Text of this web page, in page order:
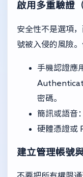
啟用多重驗證
安全性不是選項
號被入侵的風險
手機認證應
密碼。
簡訊或語音
硬體憑證或
建立管理帳號